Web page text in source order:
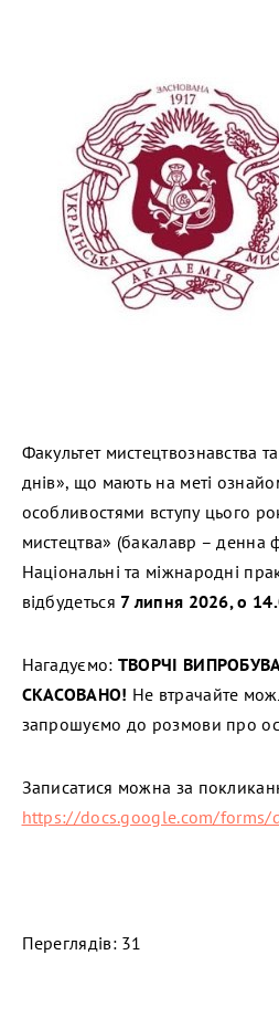
Факультет мистецтвознавства
днів», що мають на меті
особливостями вступу цього
мистецтва» (бакалавр – денна
Національні та міжнародні
відбудеться 7 липня 2026, о
Нагадуємо: ТВОРЧІ
СКАСОВАНО! Не втрачайте
запрошуємо до розмови про
Записатися можна за
https://docs.google.com/forms/
Переглядів: 31